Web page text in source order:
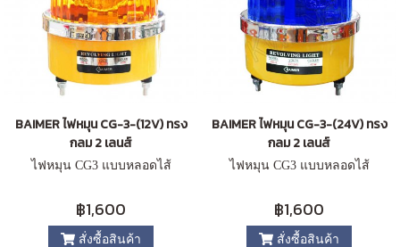
BAIMER ไฟหมุน CG-3-(12V) ทรง
กลม 2 เลนส์
ไฟหมุน CG3 แบบหลอดไส้
฿1,600
สั่งซื้อสินค้า
BAIMER ไฟหมุน CG-3-(24V) ทรง
กลม 2 เลนส์
ไฟหมุน CG3 แบบหลอดไส้
฿1,600
สั่งซื้อสินค้า